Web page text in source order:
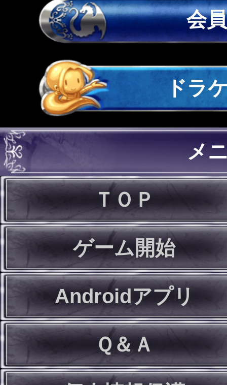
会
ドラ
メ
ＴＯＰ
ゲーム開始
Androidアプリ
Ｑ＆Ａ